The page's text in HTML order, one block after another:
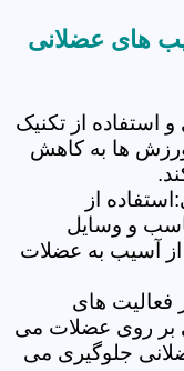
های عضلانی
استفاده از تکنیک
ها به کاهش
از
و وسایل
از آسیب به عضلات
فعالیت های
بر روی عضلات می
جلوگیری می